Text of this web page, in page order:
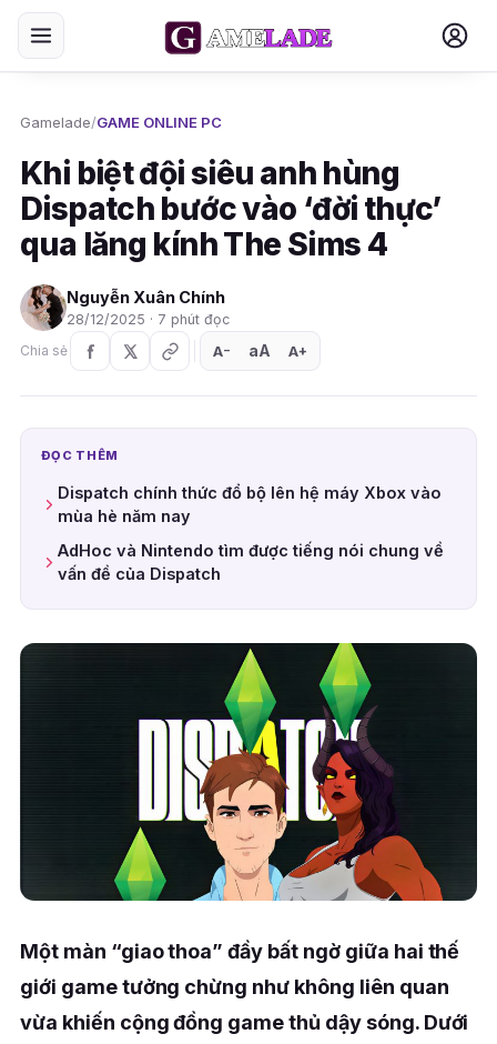
Gamelade/GAME ONLINE PC
Khi biệt đội siêu anh hùng
Dispatch bước vào ‘đời thực’
qua lăng kính The Sims 4
Nguyễn Xuân Chính
28/12/2025 · 7 phút đọc
Chia sẻ
A− aA A+
ĐỌC THÊM
Dispatch chính thức đổ bộ lên hệ máy Xbox vào
mùa hè năm nay
AdHoc và Nintendo tìm được tiếng nói chung về
vấn đề của Dispatch
Một màn “giao thoa” đầy bất ngờ giữa hai thế
giới game tưởng chừng như không liên quan
vừa khiến cộng đồng game thủ dậy sóng. Dưới